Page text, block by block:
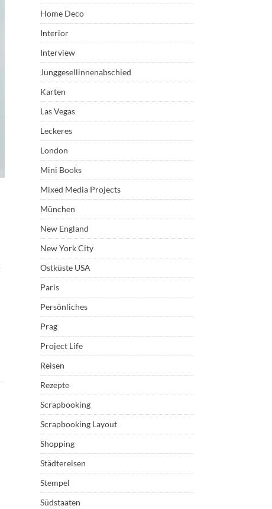
Home Deco
Interior
Interview
Junggesellinnenabschied
Karten
Las Vegas
Leckeres
London
Mini Books
Mixed Media Projects
München
New England
New York City
Ostküste USA
Paris
Persönliches
Prag
Project Life
Reisen
Rezepte
Scrapbooking
Scrapbooking Layout
Shopping
Städtereisen
Stempel
Südstaaten